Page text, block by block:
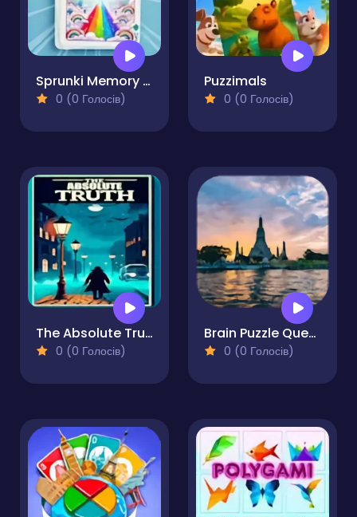
Sprunki Memory Game
0 (0 Голосів)
Puzzimals
0 (0 Голосів)
The Absolute Truth
0 (0 Голосів)
Brain Puzzle Quest Bangkok Edition
0 (0 Голосів)